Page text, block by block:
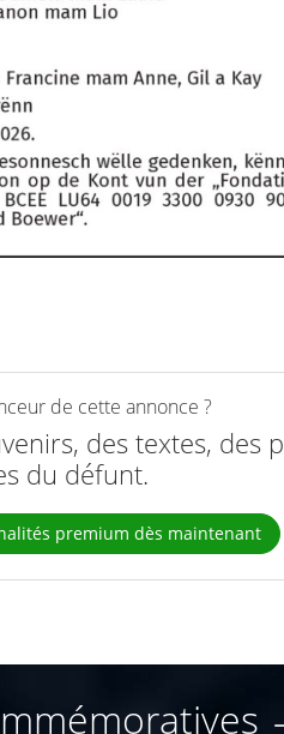
de cette annonce ?
des textes, des
du défunt.
premium dès maintenant